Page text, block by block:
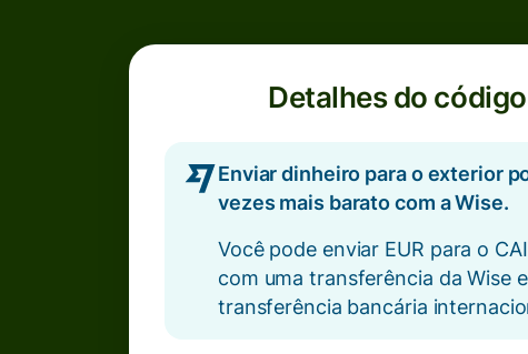
Detalhes do
Enviar dinheiro para o exterior
vezes mais barato com a Wise.
Você pode enviar EUR para o
com uma transferência da Wise
transferência bancária